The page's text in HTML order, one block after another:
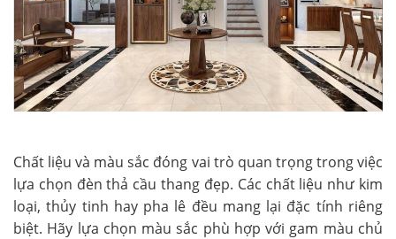
Chất liệu và màu sắc đóng vai trò quan trọng trong việc
lựa chọn đèn thả cầu thang đẹp. Các chất liệu như kim
loại, thủy tinh hay pha lê đều mang lại đặc tính riêng
biệt. Hãy lựa chọn màu sắc phù hợp với gam màu chủ